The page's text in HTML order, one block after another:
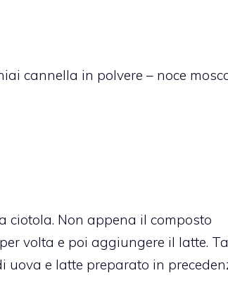
cannella in polvere – noce
ciotola. Non appena il composto
volta e poi aggiungere il latte.
uova e latte preparato in